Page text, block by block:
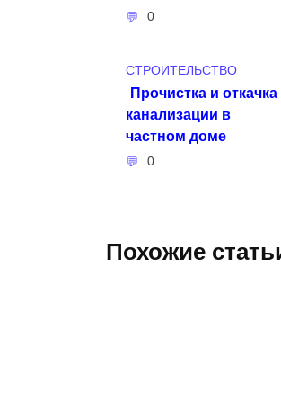
0
СТРОИТЕЛЬСТВО
Прочистка и откачка
канализации в
частном доме
0
Похожие